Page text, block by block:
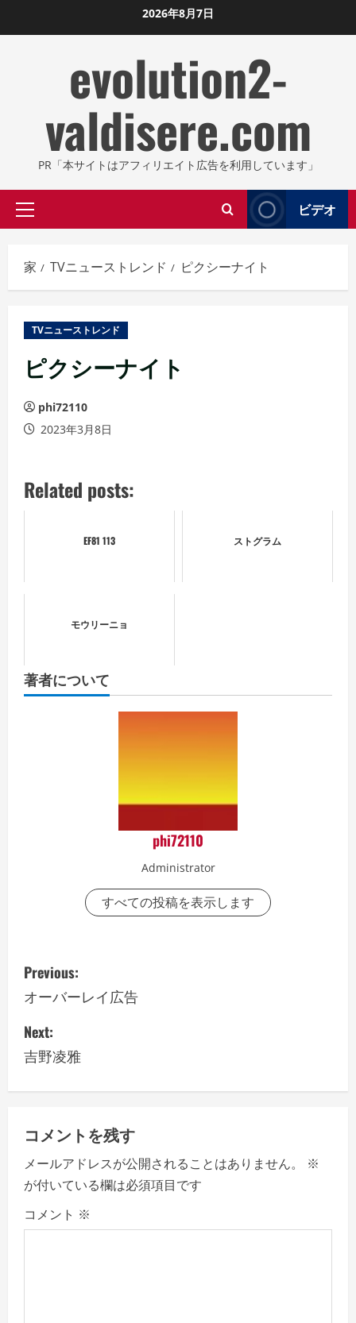
ン
2026年8月7日
evolution2-
valdisere.com
PR「本サイトはアフィリエイト広告を利用しています」
プ
イ
マ
ニ
ュ
ー
ビデオ
家 TVニューストレンド ピクシーナイト
TVニューストレンド
ピクシーナイト
phi72110
2023年3月8日
Related posts:
EF81 113 ストグラム
モウリーニョ
著者について
phi72110
Administrator
すべての投稿を表示します
P
o
s
t
n
a
v
i
g
Previous:
オーバーレイ広告
Next:
吉野凌雅
コメントを残す
メールアドレスが公開されることはありません。
※
が付いている欄は必須項目です
コメント ※